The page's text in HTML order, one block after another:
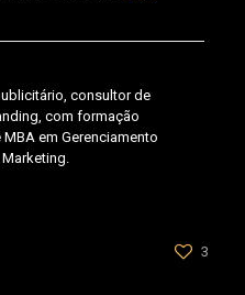
consultor de
com formação
em Gerenciamento
3